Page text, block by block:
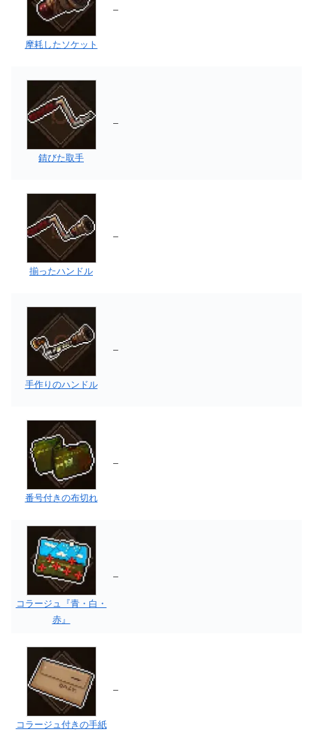
摩耗したソケット
–
錆びた取手
–
揃ったハンドル
–
手作りのハンドル
–
番号付きの布切れ
–
コラージュ『青・白・
赤』
–
コラージュ付きの手紙
–